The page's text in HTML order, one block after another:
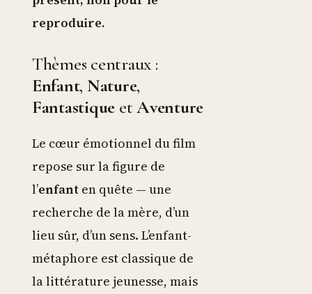
reproduire.
Thèmes centraux :
Enfant, Nature,
Fantastique etAventure
Le cœur émotionnel du film
repose sur la figure de
l’enfant en quête — une
recherche de la mère, d’un
lieu sûr, d’un sens. L’enfant-
métaphore est classique de
la littérature jeunesse, mais